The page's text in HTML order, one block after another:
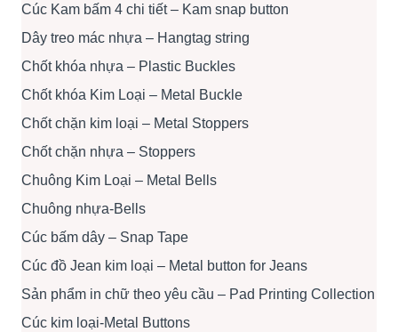
Cúc Kam bấm 4 chi tiết – Kam snap button
Dây treo mác nhựa – Hangtag string
Chốt khóa nhựa – Plastic Buckles
Chốt khóa Kim Loại – Metal Buckle
Chốt chặn kim loại – Metal Stoppers
Chốt chặn nhựa – Stoppers
Chuông Kim Loại – Metal Bells
Chuông nhựa-Bells
Cúc bấm dây – Snap Tape
Cúc đồ Jean kim loại – Metal button for Jeans
Sản phẩm in chữ theo yêu cầu – Pad Printing Collection
Cúc kim loại-Metal Buttons